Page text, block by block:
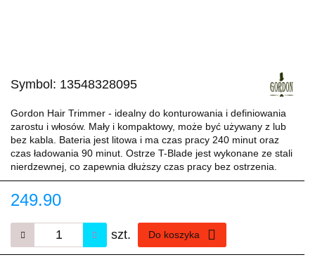
Symbol: 13548328095
Gordon Hair Trimmer - idealny do konturowania i definiowania
zarostu i włosów. Mały i kompaktowy, może być używany z lub
bez kabla. Bateria jest litowa i ma czas pracy 240 minut oraz
czas ładowania 90 minut. Ostrze T-Blade jest wykonane ze stali
nierdzewnej, co zapewnia dłuższy czas pracy bez ostrzenia.
249.90
szt. Do koszyka